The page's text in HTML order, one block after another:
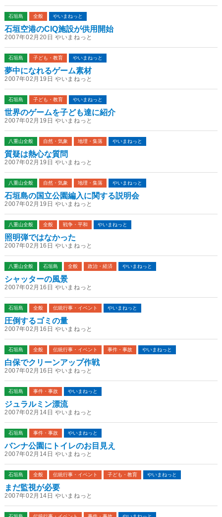
石垣島 全般 やいまねっと
石垣空港のCIQ施設が供用開始
2007年02月20日 やいまねっと
石垣島 子ども・教育 やいまねっと
夢中になれるゲーム素材
2007年02月19日 やいまねっと
石垣島 子ども・教育 やいまねっと
世界のゲームを子ども達に紹介
2007年02月19日 やいまねっと
八重山全般 自然・気象 地理・集落 やいまねっと
質疑は熱心な質問
2007年02月19日 やいまねっと
八重山全般 自然・気象 地理・集落 やいまねっと
石垣島の国立公園編入に関する説明会
2007年02月19日 やいまねっと
八重山全般 全般 戦争・平和 やいまねっと
照明弾ではなかった
2007年02月16日 やいまねっと
八重山全般 石垣島 全般 政治・経済 やいまねっと
シャッターの風景
2007年02月16日 やいまねっと
石垣島 全般 伝統行事・イベント やいまねっと
圧倒するゴミの量
2007年02月16日 やいまねっと
石垣島 全般 伝統行事・イベント 事件・事故 やいまねっと
白保でクリーンアップ作戦
2007年02月16日 やいまねっと
石垣島 事件・事故 やいまねっと
ジュラルミン漂流
2007年02月14日 やいまねっと
石垣島 事件・事故 やいまねっと
バンナ公園にトイレのお目見え
2007年02月14日 やいまねっと
石垣島 全般 伝統行事・イベント 子ども・教育 やいまねっと
まだ監視が必要
2007年02月14日 やいまねっと